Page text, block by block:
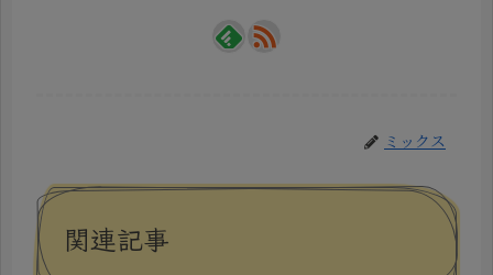
ミックス
関連記事